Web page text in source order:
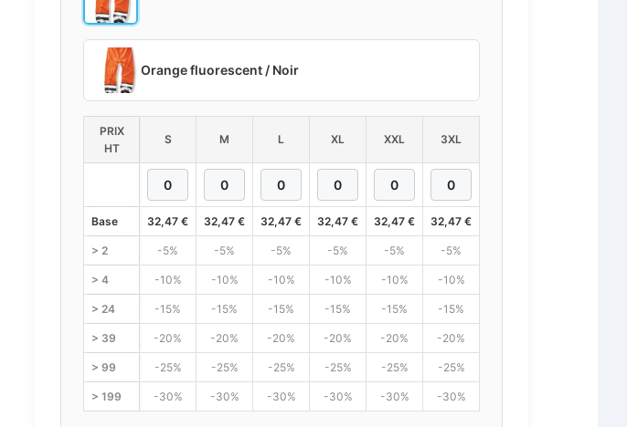
Orange fluorescent / Noir
PRIX
HT
S M L XL XXL 3XL
Base 32,47 € 32,47 € 32,47 € 32,47 € 32,47 € 32,47 €
> 2 -5% -5% -5% -5% -5% -5%
> 4 -10% -10% -10% -10% -10% -10%
> 24 -15% -15% -15% -15% -15% -15%
> 39 -20% -20% -20% -20% -20% -20%
> 99 -25% -25% -25% -25% -25% -25%
> 199 -30% -30% -30% -30% -30% -30%